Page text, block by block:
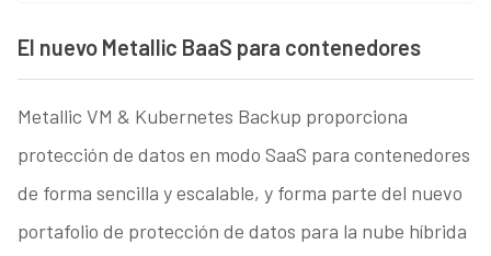
El nuevo Metallic BaaS para contenedores
Metallic VM & Kubernetes Backup proporciona
protección de datos en modo SaaS para contenedores
de forma sencilla y escalable, y forma parte del nuevo
portafolio de protección de datos para la nube híbrida